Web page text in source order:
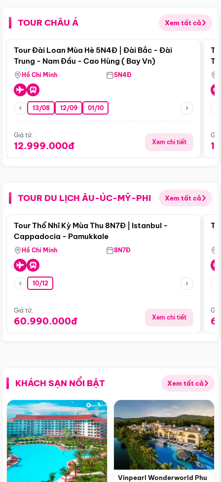
TOUR CHÂU Á Xem tất cả
Điểm nổi bật
Tour Đài Loan Mùa Hè 5N4Đ | Đài Bắc - Đài
Trung - Nam Đầu - Cao Hùng ( Bay Vn)
Hồ Chí Minh 5N4Đ
13/08 12/09 01/10
Giá từ:
12.999.000đ Xem chi tiết
TOUR DU LỊCH ÂU-ÚC-MỸ-PHI Xem tất cả
Điểm nổi bật
Tour Thổ Nhĩ Kỳ Mùa Thu 8N7Đ | Istanbul -
Cappadocia - Pamukkale
Hồ Chí Minh 8N7Đ
10/12
Giá từ:
60.990.000đ Xem chi tiết
KHÁCH SẠN NỔI BẬT Xem tất cả
Vinpearl Wonderworld Phu